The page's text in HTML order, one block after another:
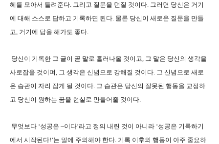
혜를 모아서 들려준다. 그리고 질문을 던질 것이다. 그러면 당신은 거기
에 대해 스스로 답하고 기록하면 된다. 물론 당신이 새로운 질문을 만들
고, 거기에 답을 해가도 좋다.
당신이 기록한 그 글이 곧 말로 흘러나올 것이고, 그 말은 당신의 생각을
사로잡을 것이며, 그 생각은 신념으로 강해질 것이다. 그 신념으로 새로
운 습관이 자리 잡게 될 것이다. 그 습관은 당신의 잘못된 행동을 교정하
고 당신이 원하는 꿈을 현실로 만들어줄 것이다.
무엇보다 ‘성공은 ~이다’라고 정의 내린 것이 아니라 ‘성공은 기록하기
에서 시작된다!’는 말에 주의해야 한다. 기록 이후의 행동이 아주 중요하